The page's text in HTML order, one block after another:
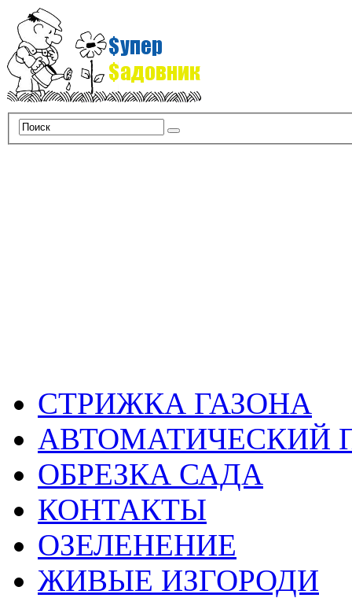
СТРИЖКА ГАЗОНА
АВТОМАТИЧЕСКИЙ
ОБРЕЗКА САДА
КОНТАКТЫ
ОЗЕЛЕНЕНИЕ
ЖИВЫЕ ИЗГОРОДИ